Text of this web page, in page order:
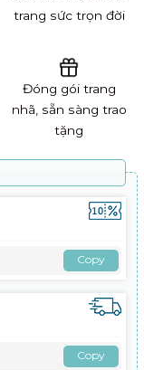
trang sức trọn đời
Đóng gói trang
nhã, sẵn sàng trao
tặng
Copy
Copy